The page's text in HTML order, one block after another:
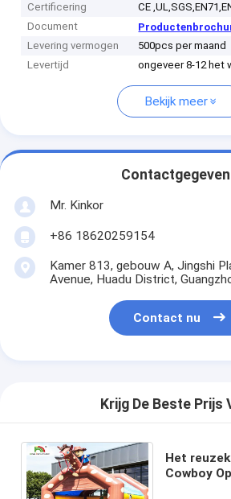
Certificering
CE
Document
Levering vermogen
500pcs per maand
Levertijd
ongeveer 8-12 het
Bekijk meer
Mr. Kinkor
+86 18620259154
Kamer 813, gebouw A, Jingshi
Avenue, Huadu District,
Contact nu
Krijg De Beste Prijs
Het
Cowboy